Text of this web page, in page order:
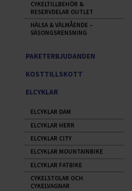
CYKELTILLBEHÖR &
RESERVDELAR OUTLET
HÄLSA & VÄLMÅENDE –
SÄSONGSRENSNING
PAKETERBJUDANDEN
KOSTTILLSKOTT
ELCYKLAR
ELCYKLAR DAM
ELCYKLAR HERR
ELCYKLAR CITY
ELCYKLAR MOUNTAINBIKE
ELCYKLAR FATBIKE
CYKELSTOLAR OCH
CYKELVAGNAR